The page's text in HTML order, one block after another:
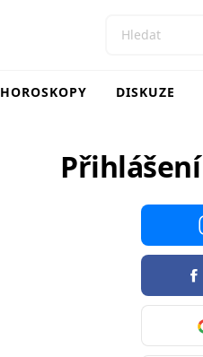
HOROSKOPY DISKUZE
Přihlášení